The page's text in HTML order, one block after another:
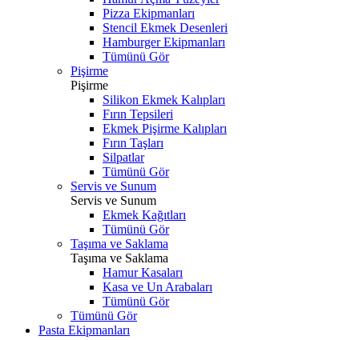
Pizza Ekipmanları
Stencil Ekmek Desenleri
Hamburger Ekipmanları
Tümünü Gör
Pişirme
Pişirme
Silikon Ekmek Kalıpları
Fırın Tepsileri
Ekmek Pişirme Kalıpları
Fırın Taşları
Silpatlar
Tümünü Gör
Servis ve Sunum
Servis ve Sunum
Ekmek Kağıtları
Tümünü Gör
Taşıma ve Saklama
Taşıma ve Saklama
Hamur Kasaları
Kasa ve Un Arabaları
Tümünü Gör
Tümünü Gör
Pasta Ekipmanları